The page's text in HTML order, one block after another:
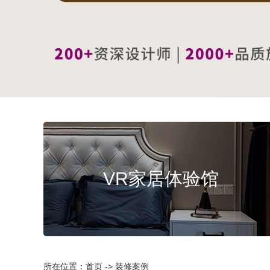
VR家居体验馆
所在位置：首页 -> 装修案例